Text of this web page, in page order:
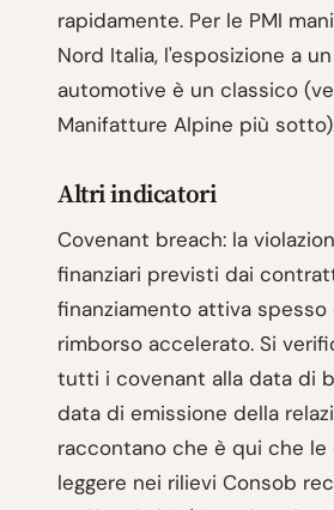
rapidamente. Per le PMI
Nord Italia, l'esposizione a
automotive è un classico
Manifatture Alpine più
Altri indicatori
Covenant breach: la
finanziari previsti dai
finanziamento attiva spesso
rimborso accelerato. Si
tutti i covenant alla data di
data di emissione della
raccontano che è qui che le
leggere nei rilievi Consob